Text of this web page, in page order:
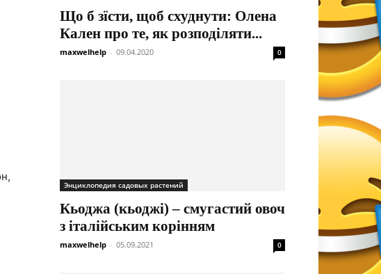
Що б зїсти, щоб схуднути: Олена
Кален про те, як розподіляти...
maxwelhelp - 09.04.2020 0
Энциклопедия садовых растений
Кьоджа (кьоджі) – смугастий овоч
з італійським корінням
maxwelhelp - 05.09.2021 0